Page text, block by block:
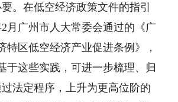
。在低空经济政策文件的指引
月广州市人大常委会通过的《广
区低空经济产业促进条例》，
于这些实践，可进一步梳理、归
法定程序，上升为更高位阶的